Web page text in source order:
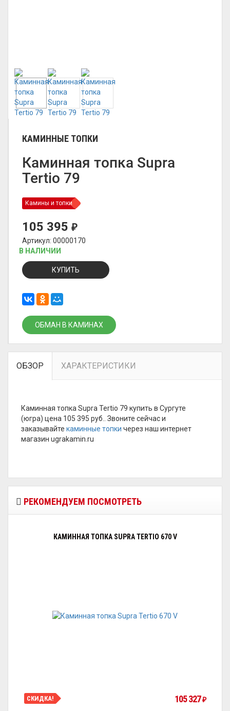
КАМИННЫЕ ТОПКИ
Каминная топка Supra
Tertio 79
Камины и топки
105 395 ₽
Артикул: 00000170
В НАЛИЧИИ
КУПИТЬ
ОБМАН В КАМИНАХ
ОБЗОР ХАРАКТЕРИСТИКИ
Каминная топка Supra Tertio 79 купить в Сургуте
(югра) цена 105 395 руб.. Звоните сейчас и
заказывайте каминные топки через наш интернет
магазин ugrakamin.ru
РЕКОМЕНДУЕМ ПОСМОТРЕТЬ
КАМИННАЯ ТОПКА SUPRA TERTIO 670 V
СКИДКА! 105 327₽